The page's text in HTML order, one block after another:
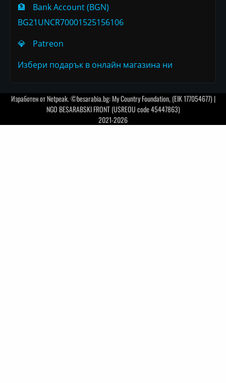
🏦
Bank Account (BGN)
BG21UNCR70001525156106
💎
Patreon
Избери подарък в онлайн магазина ни
Изработен отNetpeak. ©besarabia.bg: My Country Foundation, (EIK 177054677) |
NGO BESARABSKI FRONT (USREOU code 45447863)
2021-2026